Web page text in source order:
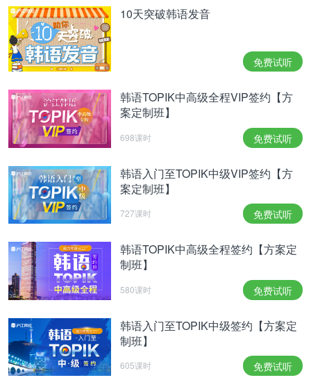
10天突破韩语发音
免费试听
韩语TOPIK中高级全程VIP签约【方
案定制班】
698课时 免费试听
韩语入门至TOPIK中级VIP签约【方
案定制班】
727课时 免费试听
韩语TOPIK中高级全程签约【方案定
制班】
580课时 免费试听
韩语入门至TOPIK中级签约【方案定
制班】
605课时 免费试听